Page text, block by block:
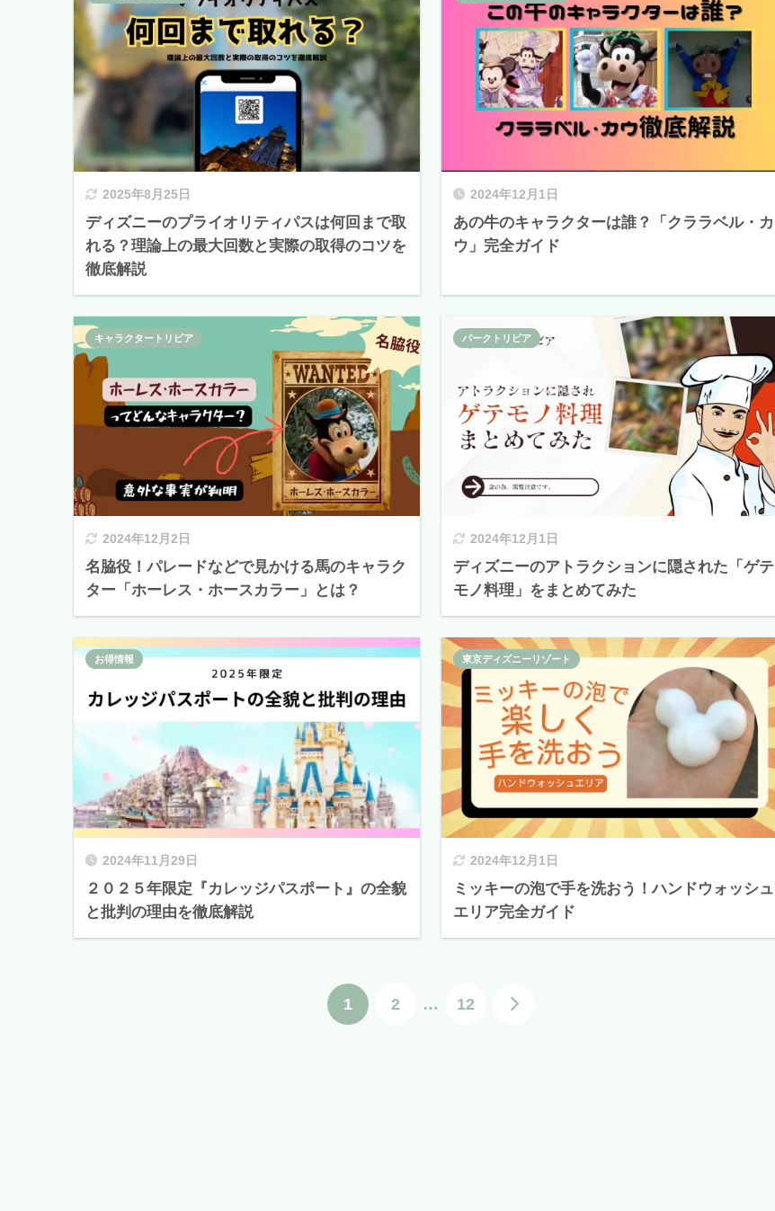
2025年8月25日
ディズニーのプライオリティパスは何回まで取
れる？理論上の最大回数と実際の取得のコツを
徹底解説
2024年12月1日
あの牛のキャラクターは誰？「クララベル・カ
ウ」完全ガイド
2024年12月2日
名脇役！パレードなどで見かける馬のキャラク
ター「ホーレス・ホースカラー」とは？
キャラクタートリビア
2024年12月1日
ディズニーのアトラクションに隠された「ゲテ
モノ料理」をまとめてみた
パークトリビア
2024年11月29日
２０２５年限定『カレッジパスポート』の全貌
と批判の理由を徹底解説
お得情報
2024年12月1日
ミッキーの泡で手を洗おう！ハンドウォッシュ
エリア完全ガイド
東京ディズニーリゾート
1 2 … 12